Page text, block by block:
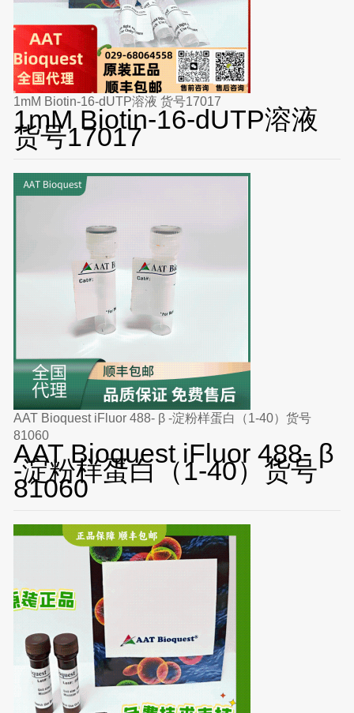
1mM Biotin-16-dUTP溶液 货号17017
1mM Biotin-16-dUTP溶液
货号17017
AAT Bioquest iFluor 488- β -淀粉样蛋白（1-40）货号
81060
AAT Bioquest iFluor 488- β
-淀粉样蛋白（1-40）货号
81060